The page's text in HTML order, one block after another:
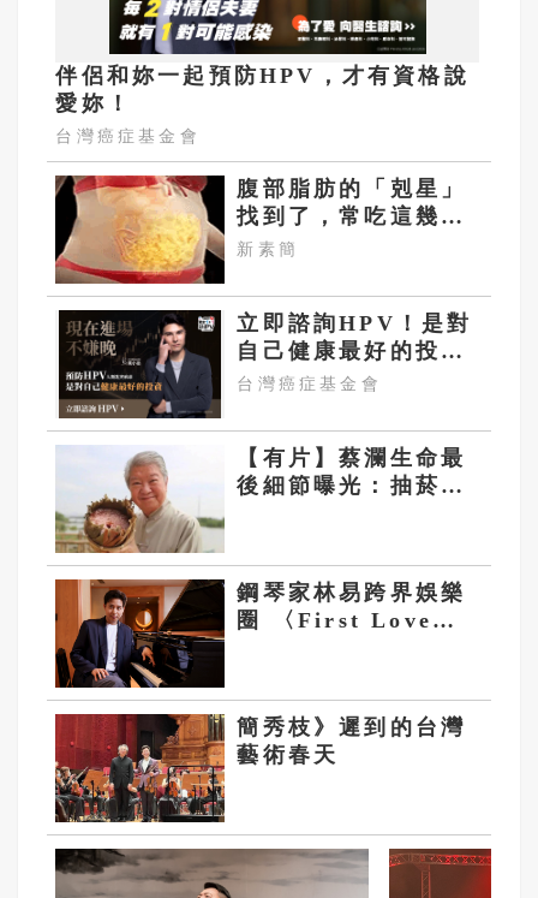
伴侶和妳一起預防HPV，才有資格說
愛妳！
台灣癌症基金會
腹部脂肪的「剋星」
找到了，常吃這幾
物，吃走大肚囊，瘦
新素簡
立即諮詢HPV！是對
自己健康最好的投
資，把握現在不嫌
台灣癌症基金會
【有片】蔡瀾生命最
後細節曝光：抽菸喝
鋼琴家林易跨界娛樂
圈 〈First Love〉
簡秀枝》遲到的台灣
藝術春天